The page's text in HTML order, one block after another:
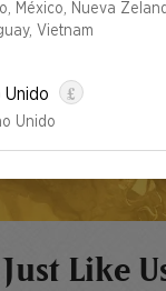
Like
México, Nueva
Vietnam
Unido £
Unido